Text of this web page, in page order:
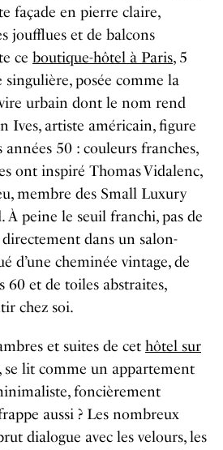
façade en pierre claire,
joufflues et de balcons
ce boutique-hôtel à Paris, 5
singulière, posée comme la
urbain dont le nom rend
Ives, artiste américain, figure
50 : couleurs franches,
ont inspiré Thomas Vidalenc,
​membre des Small Luxury
À peine le seuil franchi, pas de
dans un salon-
d’une cheminée vintage, de
60 et de toiles abstraites,
chez soi.
et suites de cet hôtel sur
se lit comme un appartement
foncièrement
aussi ? Les nombreux
dialogue avec les velours, les